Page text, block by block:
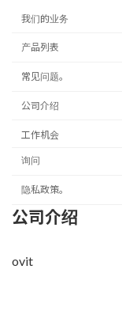
我们的业务
产品列表
常见问题。
公司介绍
工作机会
询问
隐私政策。
公司介绍
ovit